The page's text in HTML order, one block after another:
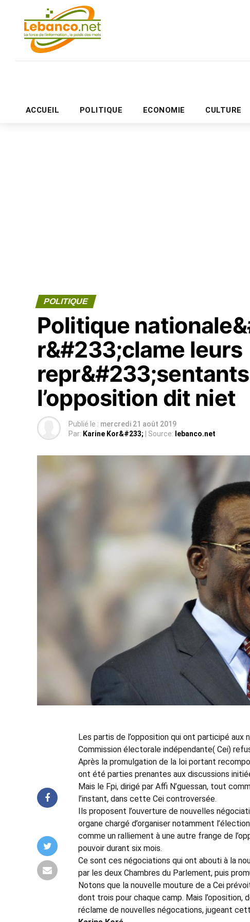
ACCUEIL POLITIQUE ECONOMIE CULTURE
POLITIQUE
Politique
r&#233;clame leurs
repr&#233;sentants
l’opposition dit niet
Publié le : mercredi 21 août 2019
Par: Karine Kor&#233; | Source: lebanco.net
Les partis de l’opposition qui ont participé
Commission électorale indépendante( Cei)
Après la promulgation de la loi portant
ont été parties prenantes aux discussions
Mais le Fpi, dirigé par Affi N’guessan, tout
l’instant, dans cette Cei controversée.
Ils proposent l’ouverture de nouvelles
organe chargé d’organiser notamment
comme un ralliement à une autre frange de
pouvoir durant six mois.
Ce sont ces négociations qui ont abouti à la
par les deux Chambres du Parlement, puis
Notons que la nouvelle mouture de a Cei
dont trois pour chaque camp. Mais l’oposition,
réclame de nouvelles négocations, jugeant